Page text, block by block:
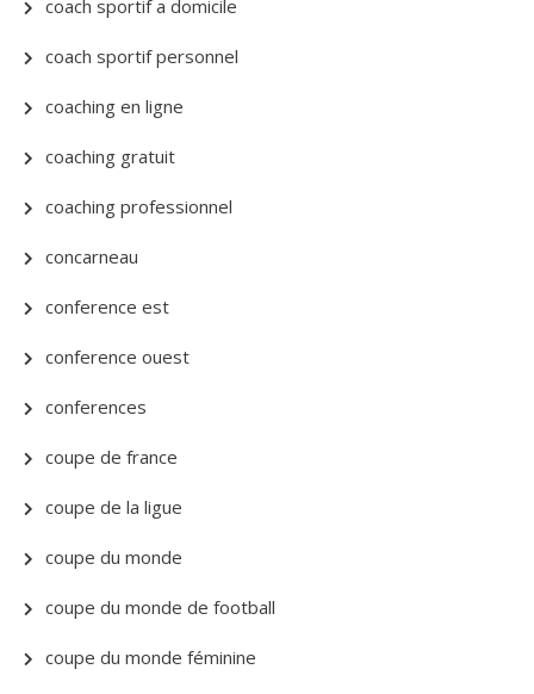
coach sportif a domicile
coach sportif personnel
coaching en ligne
coaching gratuit
coaching professionnel
concarneau
conference est
conference ouest
conferences
coupe de france
coupe de la ligue
coupe du monde
coupe du monde de football
coupe du monde féminine